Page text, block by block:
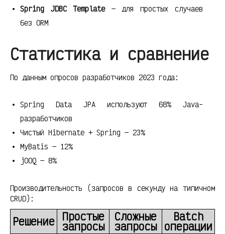
Spring JDBC Template— для простых случаев
без ORM
Статистика и сравнение
По данным опросов разработчиков 2023 года:
Spring Data JPA используют 68% Java-
разработчиков
Чистый Hibernate + Spring — 23%
MyBatis — 12%
jOOQ — 8%
Производительность (запросов в секунду на типичном
CRUD):
Решение Простые
запросы
Сложные
запросы
Batch
операции